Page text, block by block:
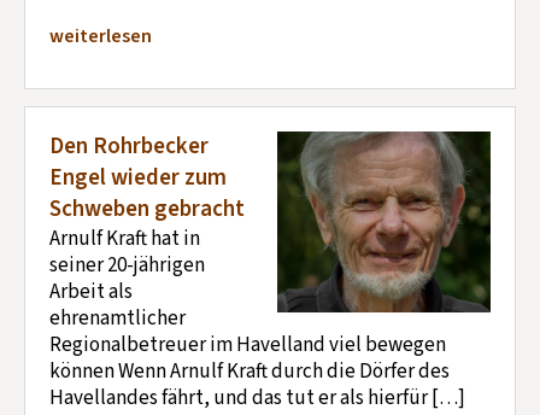
weiterlesen
Den Rohrbecker
Engel wieder zum
Schweben gebracht
Arnulf Kraft hat in
seiner 20-jährigen
Arbeit als
ehrenamtlicher
Regionalbetreuer im Havelland viel bewegen
können Wenn Arnulf Kraft durch die Dörfer des
Havellandes fährt, und das tut er als hierfür […]